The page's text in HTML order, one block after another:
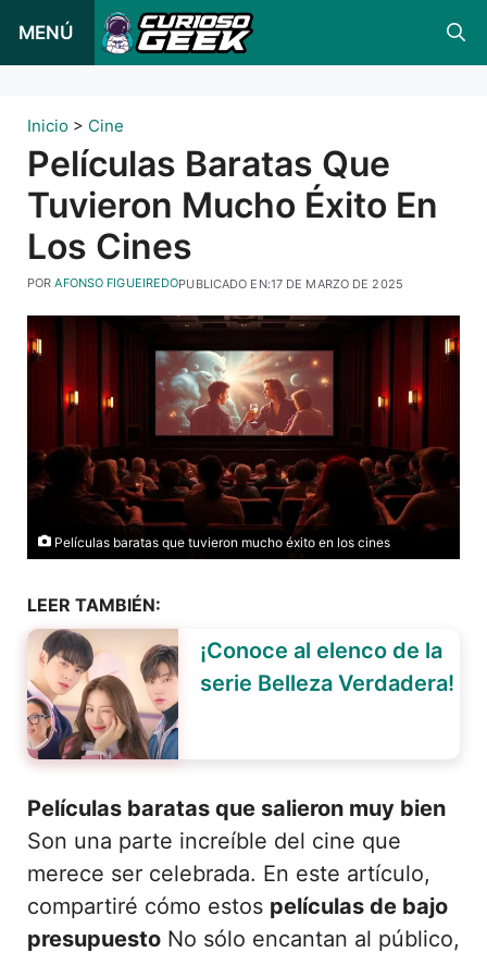
MENÚ
Inicio > Cine
Películas Baratas Que
Tuvieron Mucho Éxito En
Los Cines
PUBLICADO EN:17 DE MARZO DE 2025
PORAFONSO FIGUEIREDO
Películas baratas que tuvieron mucho éxito en los cines
LEER TAMBIÉN:
¡Conoce al elenco de la
serie Belleza Verdadera!
Películas baratas que salieron muy bien
Son una parte increíble del cine que
merece ser celebrada. En este artículo,
compartiré cómo estos películas de bajo
presupuesto No sólo encantan al público,